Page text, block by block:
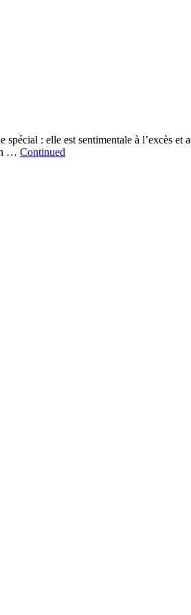
: elle est sentimentale à l’excès et
… Continued